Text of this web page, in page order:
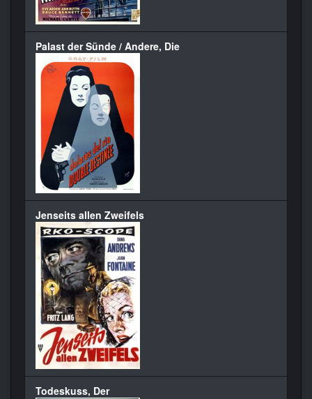
Palast der Sünde / Andere, Die
Jenseits allen Zweifels
Todeskuss, Der